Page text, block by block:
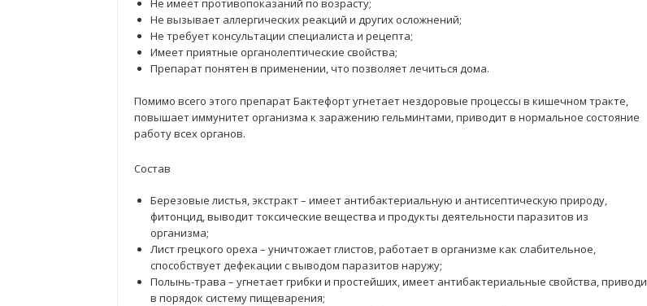
Не имеет противопоказаний по возрасту;
Не вызывает аллергических реакций и других осложнений;
Не требует консультации специалиста и рецепта;
Имеет приятные органолептические свойства;
Препарат понятен в применении, что позволяет лечиться дома.
Помимо всего этого препарат Бактефорт угнетает нездоровые процессы в кишечном тракте,
повышает иммунитет организма к заражению гельминтами, приводит в нормальное состояние
работу всех органов.
Состав
Березовые листья, экстракт – имеет антибактериальную и антисептическую природу,
фитонцид, выводит токсические вещества и продукты деятельности паразитов из
организма;
Лист грецкого ореха – уничтожает глистов, работает в организме как слабительное,
способствует дефекации с выводом паразитов наружу;
Полынь-трава – угнетает грибки и простейших, имеет антибактериальные свойства, приводи
в порядок систему пищеварения;